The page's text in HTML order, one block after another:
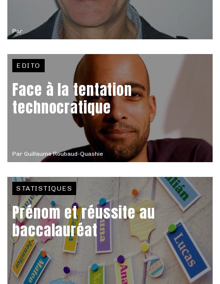
Par
Par Guillaume Roubaud-Quashie
EDITO
Face à la tentation
technocratique
STATISTIQUES
Prénom et réussite au
baccalauréat